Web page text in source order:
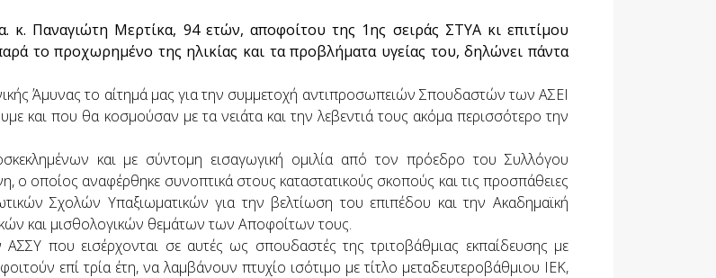
κ. Παναγιώτη Μερτίκα, 94 ετών, αποφοίτου της 1ης σειράς ΣΤΥΑ κι επιτίμου
το προχωρημένο της ηλικίας και τα προβλήματα υγείας του, δηλώνει πάντα
Άμυνας το αίτημά μας για την συμμετοχή αντιπροσωπειών Σπουδαστών των ΑΣΕΙ
και που θα κοσμούσαν με τα νειάτα και την λεβεντιά τους ακόμα περισσότερο την
και με σύντομη εισαγωγική ομιλία από τον πρόεδρο του Συλλόγου
ο οποίος αναφέρθηκε συνοπτικά στους καταστατικούς σκοπούς και τις προσπάθειες
Σχολών Υπαξιωματικών για την βελτίωση του επιπέδου και την Ακαδημαϊκή
και μισθολογικών θεμάτων των Αποφοίτων τους.
που εισέρχονται σε αυτές ως σπουδαστές της τριτοβάθμιας εκπαίδευσης με
επί τρία έτη, να λαμβάνουν πτυχίο ισότιμο με τίτλο μεταδευτεροβάθμιου ΙΕΚ,